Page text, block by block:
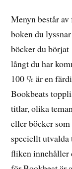
Menyn består
boken du
böcker du börjat
långt du har
100 % är en
Bookbeats
titlar, olika
eller böcker
speciellt
fliken innehåller